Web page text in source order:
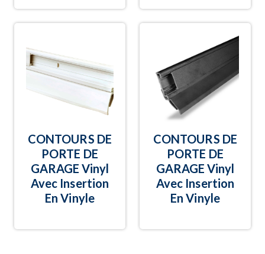
CONTOURS DE
PORTE DE
GARAGE Vinyl
Avec Insertion
En Vinyle
CONTOURS DE
PORTE DE
GARAGE Vinyl
Avec Insertion
En Vinyle